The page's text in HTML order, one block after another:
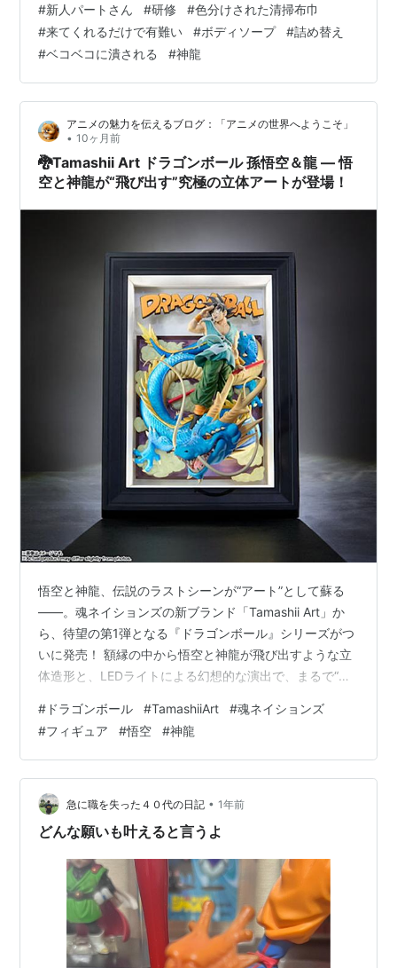
ね』 とかえってきました たしかに〜 色分けされた掃除
の布巾 トイレの蓋と便座（お尻を乗せる面）は白 トイレ
の便座の裏と便器は赤 男性の小便器は黄 鏡用の布巾 棚
用の布巾 他にモップも色分けされてます 黄色はパントリ
ーの床 赤はトイレ全体の床 黄色（ライン線あり）小便器
の真下の…
#新人パートさん #研修 #色分けされた清掃布巾
#来てくれるだけで有難い #ボディソープ #詰め替え
#ベコベコに潰される #神龍
アニメの魅力を伝えるブログ：「アニメの世界へようこそ」
• 10ヶ月前
🐉Tamashii Art ドラゴンボール 孫悟空＆龍 ― 悟
空と神龍が“飛び出す”究極の立体アートが登場！
悟空と神龍、伝説のラストシーンが“アート”として蘇る
――。魂ネイションズの新ブランド「Tamashii Art」か
ら、待望の第1弾となる『ドラゴンボール』シリーズがつ
いに発売！ 額縁の中から悟空と神龍が飛び出すような立
体造形と、LEDライトによる幻想的な演出で、まるで“ド
える究極のアートフィギュアです✨ 💫Tamashii Artと
は？ ― 魂ネイションズが放つ“新時代のアートフィギュ
ア” 「Tamashii Art（タマシイアート）」は、BANDAI
SPIRITSが展開するハイブランド「魂ネイションズ」から
誕生した新シリーズ。“立体絵画”…
# ドラゴンボール #TamashiiArt #魂ネイションズ
#フィギュア #悟空 #神龍
急に職を失った４０代の日記 • 1年前
どんな願いも叶えると言うよ